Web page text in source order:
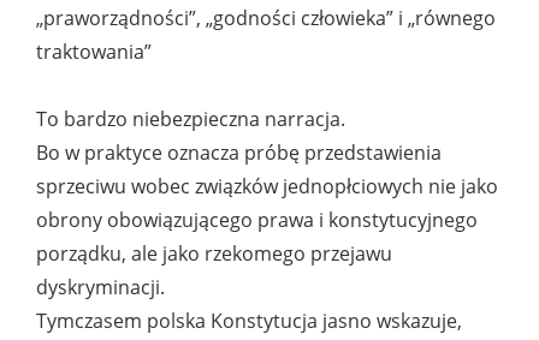
„praworządności”, „godności człowieka” i „równego
traktowania”
To bardzo niebezpieczna narracja.
Bo w praktyce oznacza próbę przedstawienia
sprzeciwu wobec związków jednopłciowych nie jako
obrony obowiązującego prawa i konstytucyjnego
porządku, ale jako rzekomego przejawu
dyskryminacji.
Tymczasem polska Konstytucja jasno wskazuje,